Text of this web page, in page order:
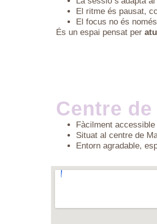
El ritme és pausat,
El focus no és
És un espai pensat per
Centre
Fàcilment
Situat al centre de
Entorn agradable,